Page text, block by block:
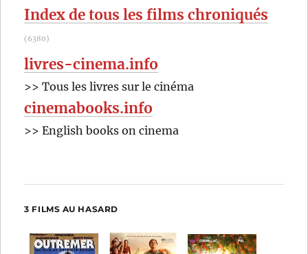
Index de tous les films chroniqués
(6380)
livres-cinema.info
>> Tous les livres sur le cinéma
cinemabooks.info
>> English books on cinema
3 FILMS AU HASARD